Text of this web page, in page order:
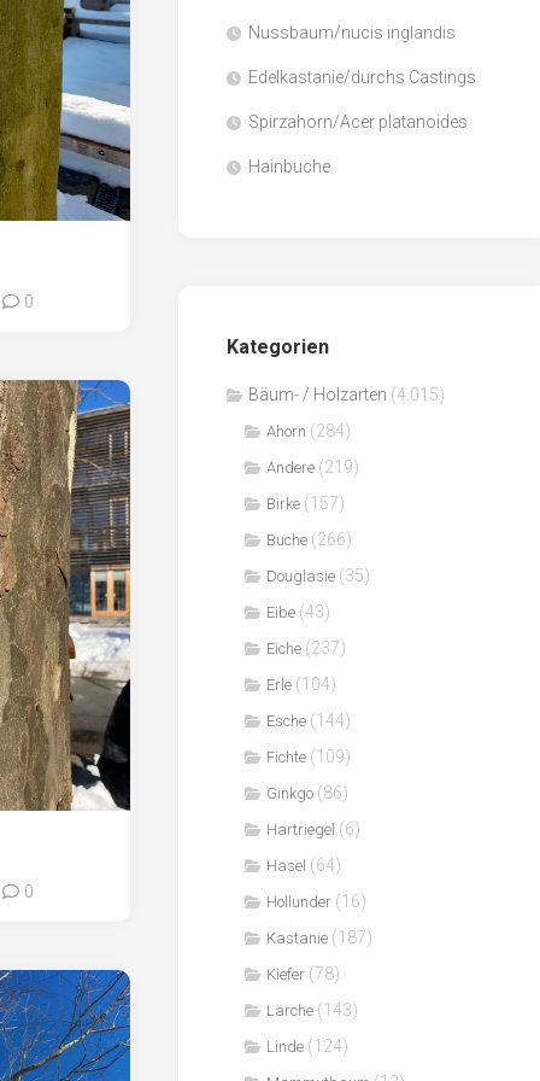
Papier
Zellulose
Sägenebenprodukte
Schnittholz
Spanwerkstoffe
0
0
Nussbaum/nucis inglandis
Edelkastanie/durchs Castings
Spirzahorn/Acer platanoides
Hainbuche
Kategorien
Bäum- / Holzarten (4.015)
Ahorn (284)
Andere (219)
Birke (157)
Buche (266)
Douglasie (35)
Eibe (43)
Eiche (237)
Erle (104)
Esche (144)
Fichte (109)
Ginkgo (86)
Hartriegel (6)
Hasel (64)
Hollunder (16)
Kastanie (187)
Kiefer (78)
Lärche (143)
Linde (124)